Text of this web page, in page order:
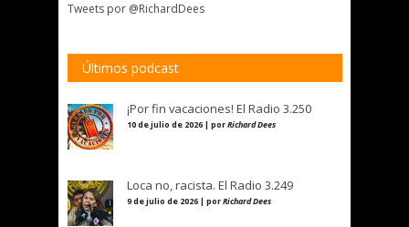
Tweets por @RichardDees
Últimos podcast
¡Por fin vacaciones! El Radio 3.250
10 de julio de 2026 | porRichard Dees
Loca no, racista. El Radio 3.249
9 de julio de 2026 | porRichard Dees